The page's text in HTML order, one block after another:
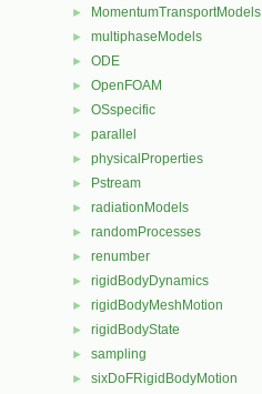
► MomentumTransportModels
► multiphaseModels
► ODE
► OpenFOAM
► OSspecific
► parallel
► physicalProperties
► Pstream
► radiationModels
► randomProcesses
► renumber
► rigidBodyDynamics
► rigidBodyMeshMotion
► rigidBodyState
► sampling
► sixDoFRigidBodyMotion